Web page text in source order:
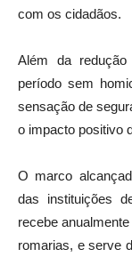
com os cidadãos.
Além da
período sem
sensação de
o impacto positivo
O marco
das instituições
recebe
romarias, e serve